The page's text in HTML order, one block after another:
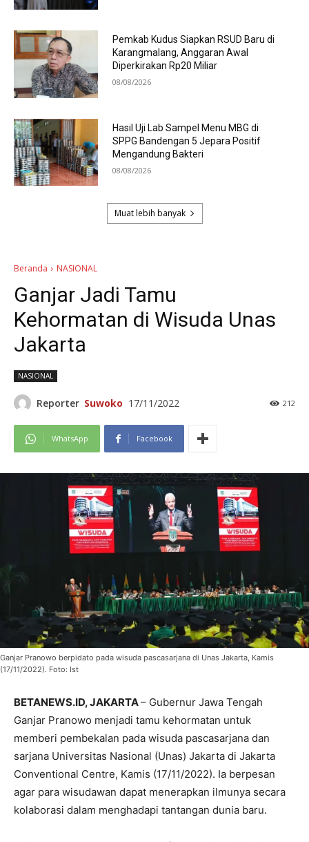
Pemkab Kudus Siapkan RSUD Baru di
Karangmalang, Anggaran Awal
Diperkirakan Rp20 Miliar
08/08/2026
Hasil Uji Lab Sampel Menu MBG di
SPPG Bandengan 5 Jepara Positif
Mengandung Bakteri
08/08/2026
Muat lebih banyak